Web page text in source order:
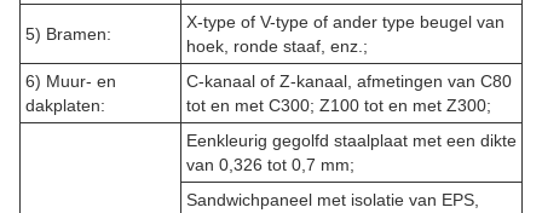
5) Bramen:
X-type of V-type of ander type beugel van
hoek, ronde staaf, enz.;
6) Muur- en
dakplaten:
C-kanaal of Z-kanaal, afmetingen van C80
tot en met C300; Z100 tot en met Z300;
Eenkleurig gegolfd staalplaat met een dikte
van 0,326 tot 0,7 mm;
Sandwichpaneel met isolatie van EPS,